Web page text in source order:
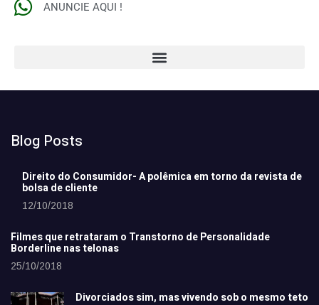
ANUNCIE AQUI !
Blog Posts
Direito do Consumidor- A polêmica em torno da revista de
bolsa de cliente
12/10/2018
Filmes que retrataram o Transtorno de Personalidade
Borderline nas telonas
25/10/2018
Divorciados sim, mas vivendo sob o mesmo teto